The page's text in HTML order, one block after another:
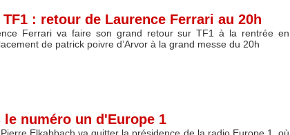
: retour de Laurence Ferrari au 20h
Ferrari va faire son grand retour sur TF1 à la rentrée en
de patrick poivre d’Arvor à la grand messe du 20h
numéro un d'Europe 1